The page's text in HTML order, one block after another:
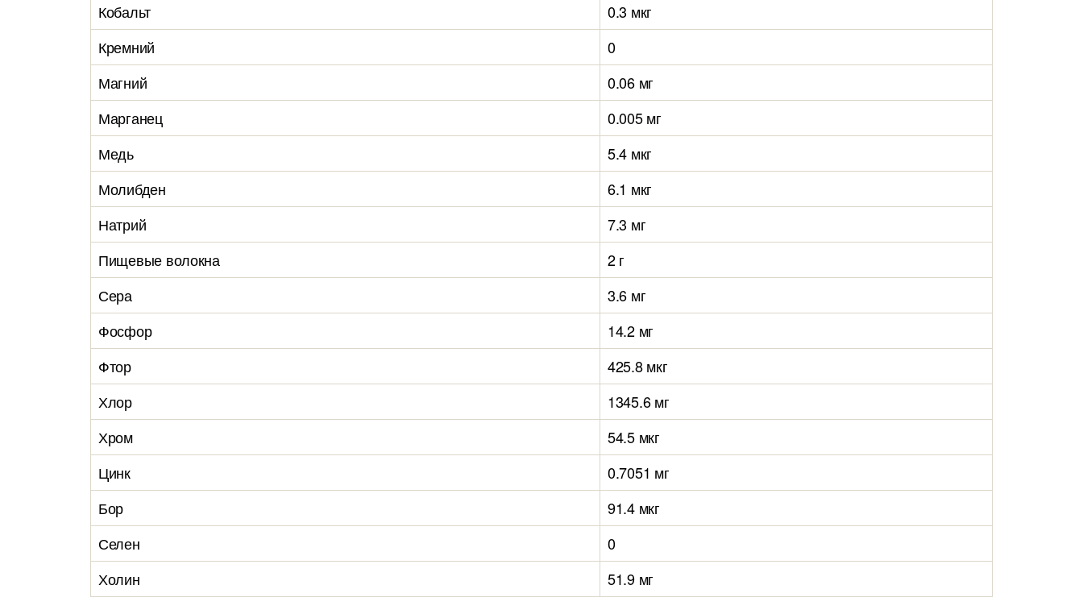
Кобальт
0.3 мкг
Кремний
0
Магний
0.06 мг
Марганец
0.005 мг
Медь
5.4 мкг
Молибден
6.1 мкг
Натрий
7.3 мг
Пищевые волокна
2 г
Сера
3.6 мг
Фосфор
14.2 мг
Фтор
425.8 мкг
Хлор
1345.6 мг
Хром
54.5 мкг
Цинк
0.7051 мг
Бор
91.4 мкг
Селен
0
Холин
51.9 мг